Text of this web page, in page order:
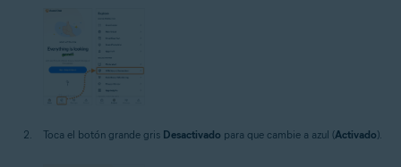
Toca el botón grande gris Desactivado para que cambie a azul (Activado).